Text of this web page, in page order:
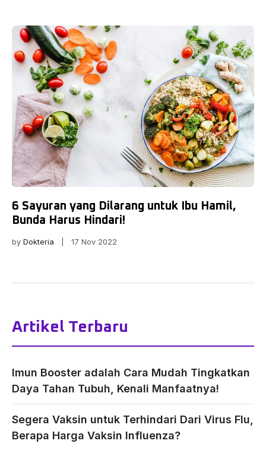
6 Sayuran yang Dilarang untuk Ibu Hamil,
Bunda Harus Hindari!
by Dokteria | 17 Nov 2022
Artikel Terbaru
Imun Booster adalah Cara Mudah Tingkatkan
Daya Tahan Tubuh, Kenali Manfaatnya!
Segera Vaksin untuk Terhindari Dari Virus Flu,
Berapa Harga Vaksin Influenza?